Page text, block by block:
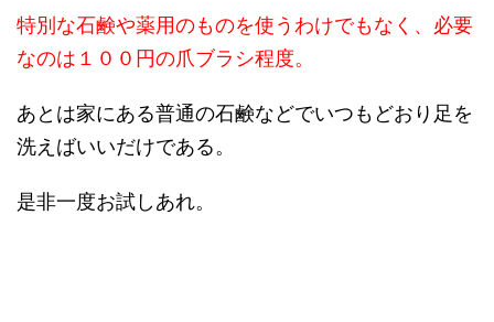
特別な石鹸や薬用のものを使うわけでもなく、必要
なのは１００円の爪ブラシ程度。
あとは家にある普通の石鹸などでいつもどおり足を
洗えばいいだけである。
是非一度お試しあれ。